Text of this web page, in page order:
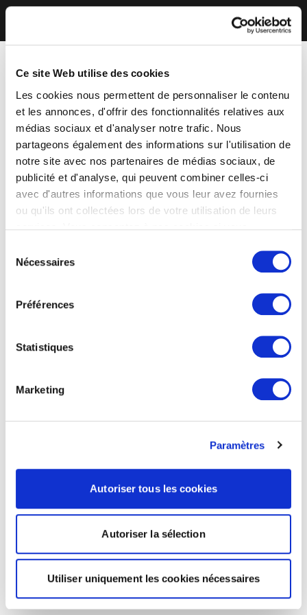
Ce site Web utilise des cookies
Les cookies nous permettent de personnaliser le contenu
et les annonces, d'offrir des fonctionnalités relatives aux
médias sociaux et d'analyser notre trafic. Nous
partageons également des informations sur l'utilisation de
notre site avec nos partenaires de médias sociaux, de
publicité et d'analyse, qui peuvent combiner celles-ci
avec d'autres informations que vous leur avez fournies
ou qu'ils ont collectées lors de votre utilisation de leurs
Nécessaires
Préférences
Statistiques
Marketing
Paramètres
Autoriser tous les cookies
Autoriser la sélection
Utiliser uniquement les cookies nécessaires